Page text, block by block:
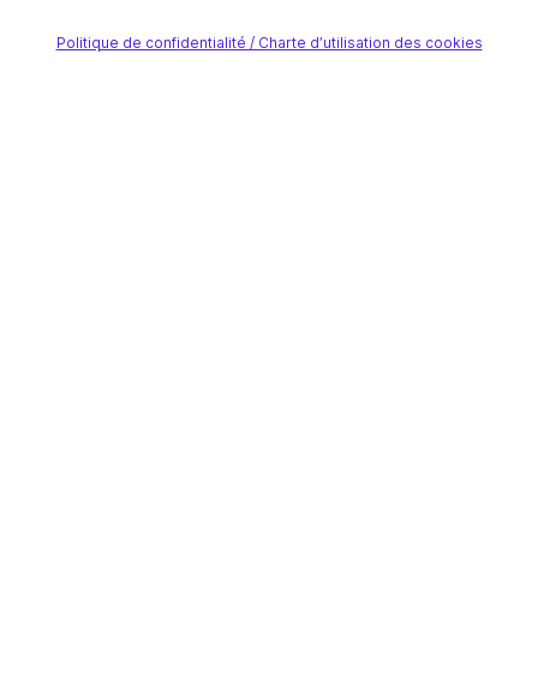
Politique de confidentialité / Charte d’utilisation des cookies